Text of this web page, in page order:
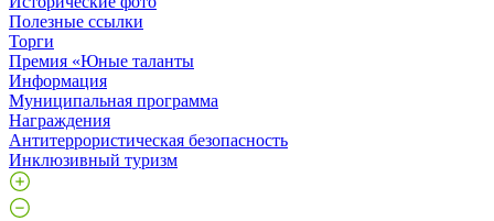
Полезные ссылки
Торги
Премия «Юные таланты
Информация
Муниципальная программа
Награждения
Антитеррористическая безопасность
Инклюзивный туризм